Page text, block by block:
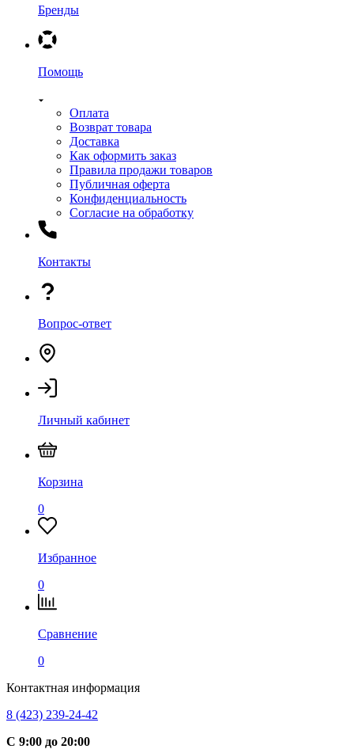
Бренды
Помощь
Оплата
Возврат товара
Доставка
Как оформить заказ
Правила продажи товаров
Публичная оферта
Конфиденциальность
Согласие на обработку
Контакты
Вопрос-ответ
Личный кабинет
Корзина
0
Избранное
0
Сравнение
0
Контактная информация
8 (423) 239-24-42
С 9:00 до 20:00